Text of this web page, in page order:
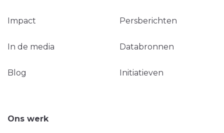
Impact Persberichten
In de media Databronnen
Blog Initiatieven
Ons werk